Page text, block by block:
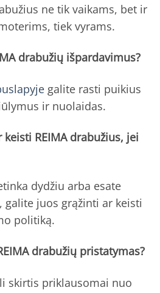
ne tik vaikams, bet ir
tiek vyrams.
drabužių išpardavimus?
galite rasti puikius
ir nuolaidas.
REIMA drabužius, jei
dydžiu arba esate
galite juos grąžinti ar keisti
politiką.
drabužių pristatymas?
skirtis priklausomai nuo